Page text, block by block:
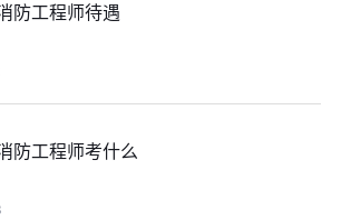
防工程师待遇
防工程师考什么